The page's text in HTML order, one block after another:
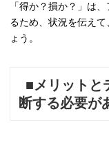
「得か？損か？」は
るため、状況を伝え
ょう。
■メリットと
断する必要が